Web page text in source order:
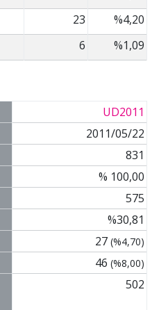
23
%4,20
6 %1,09
UD2011
2011/05/22
831
% 100,00
575
%30,81
27 (%4,70)
46 (%8,00)
502